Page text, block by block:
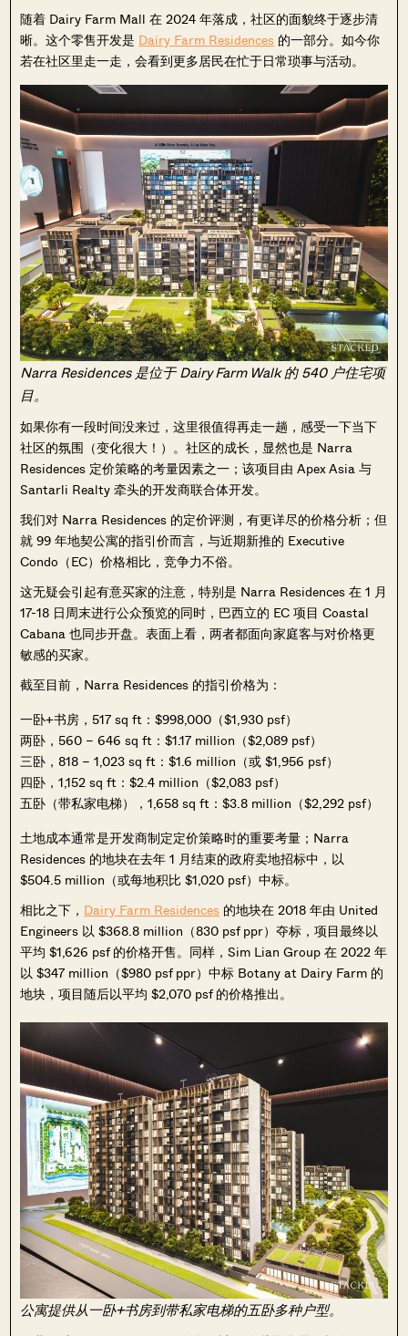
随着 Dairy Farm Mall 在 2024 年落成，社区的面貌终于逐步清
晰。这个零售开发是 Dairy Farm Residences 的一部分。如今你
若在社区里走一走，会看到更多居民在忙于日常琐事与活动。
Narra Residences 是位于 Dairy Farm Walk 的 540 户住宅项
目。
如果你有一段时间没来过，这里很值得再走一趟，感受一下当下
社区的氛围（变化很大！）。社区的成长，显然也是 Narra
Residences 定价策略的考量因素之一；该项目由 Apex Asia 与
Santarli Realty 牵头的开发商联合体开发。
我们对 Narra Residences 的定价评测，有更详尽的价格分析；但
就 99 年地契公寓的指引价而言，与近期新推的 Executive
Condo（EC）价格相比，竞争力不俗。
这无疑会引起有意买家的注意，特别是 Narra Residences 在 1 月
17-18 日周末进行公众预览的同时，巴西立的 EC 项目 Coastal
Cabana 也同步开盘。表面上看，两者都面向家庭客与对价格更
敏感的买家。
截至目前，Narra Residences 的指引价格为：
一卧+书房，517 sq ft：$998,000（$1,930 psf）
两卧，560 – 646 sq ft：$1.17 million（$2,089 psf）
三卧，818 – 1,023 sq ft：$1.6 million（或 $1,956 psf）
四卧，1,152 sq ft：$2.4 million（$2,083 psf）
五卧（带私家电梯），1,658 sq ft：$3.8 million（$2,292 psf）
土地成本通常是开发商制定定价策略时的重要考量；Narra
Residences 的地块在去年 1 月结束的政府卖地招标中，以
$504.5 million（或每地积比 $1,020 psf）中标。
相比之下， Dairy Farm Residences 的地块在 2018 年由 United
Engineers 以 $368.8 million（830 psf ppr）夺标，项目最终以
平均 $1,626 psf 的价格开售。同样，Sim Lian Group 在 2022 年
以 $347 million（$980 psf ppr）中标 Botany at Dairy Farm 的
地块，项目随后以平均 $2,070 psf 的价格推出。
公寓提供从一卧+书房到带私家电梯的五卧多种户型。